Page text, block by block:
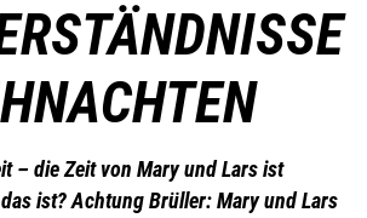
– die Zeit von Mary und Lars ist
ist? Achtung Brüller: Mary und Lars